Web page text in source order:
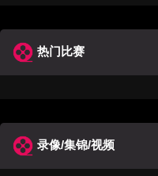
热门比赛
录像/集锦/视频